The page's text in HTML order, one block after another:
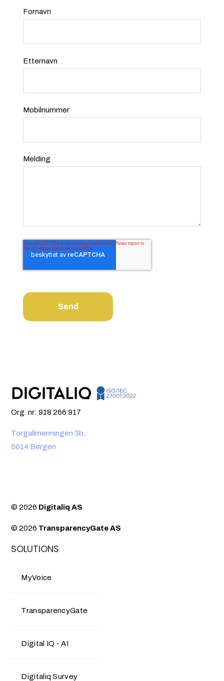
Fornavn
Etternavn
Mobilnummer
Melding
Org. nr: 918 266 917
Torgallmenningen 3b,
5014 Bergen
© 2026 Digitaliq AS
© 2026 TransparencyGate AS
SOLUTIONS
MyVoice
TransparencyGate
Digital IQ - AI
Digitaliq Survey